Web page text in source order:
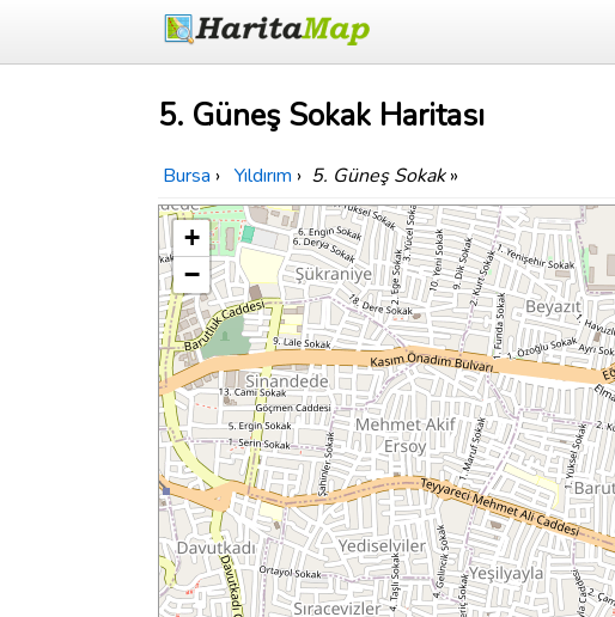
5. Güneş Sokak Haritası
Bursa › Yıldırım › 5. Güneş Sokak»
+
−